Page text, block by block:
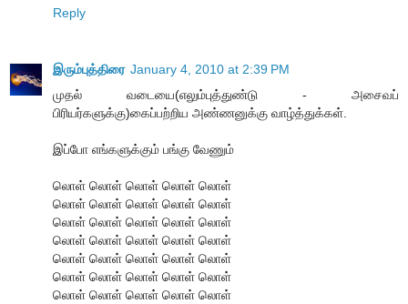
Reply
இரும்புத்திரை January 4, 2010 at 2:39 PM
முதல் வடையை(எலும்புத்துண்டு - அசைவப்
பிரியர்களுக்கு)கைப்பற்றிய அண்ணனுக்கு வாழ்த்துக்கள்.
இப்போ எங்களுக்கும் பங்கு வேணும்
லொள் லொள் லொள் லொள் லொள்
லொள் லொள் லொள் லொள் லொள்
லொள் லொள் லொள் லொள் லொள்
லொள் லொள் லொள் லொள் லொள்
லொள் லொள் லொள் லொள் லொள்
லொள் லொள் லொள் லொள் லொள்
லொள் லொள் லொள் லொள் லொள்